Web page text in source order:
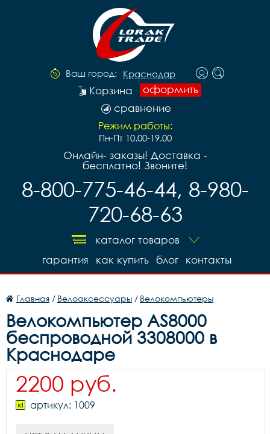
Ваш город: Краснодар
оформить
Корзина
сравнение
Режим работы:
Пн-Пт 10.00-19.00
Онлайн- заказы! Доставка -
бесплатно! Звоните!
8-800-775-46-44, 8-980-
720-68-63
каталог товаров
контакты
блог
как купить
гарантия
Главная / Велоаксессуары / Велокомпьютеры
Велокомпьютер AS8000
беспроводной 3308000 в
Краснодаре
2200 руб.
артикул: 1009